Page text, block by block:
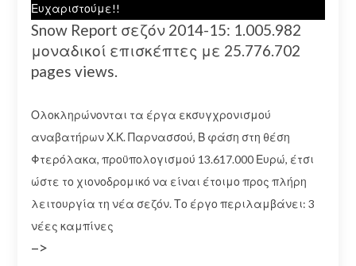
Ευχαριστούμε!!
Snow Report σεζόν 2014-15: 1.005.982
μοναδικοί επισκέπτες με 25.776.702
pages views.
Ολοκληρώνονται τα έργα εκσυγχρονισμού
αναβατήρων Χ.Κ. Παρνασσού, Β φάση στη θέση
Φτερόλακα, προϋπολογισμού 13.617.000 Ευρώ, έτσι
ώστε το χιονοδρομικό να είναι έτοιμο προς πλήρη
λειτουργία τη νέα σεζόν. Το έργο περιλαμβάνει: 3
νέες καμπίνες
–>